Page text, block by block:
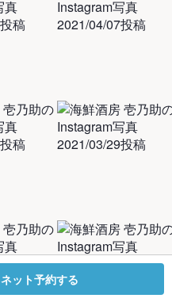
ネット予約する